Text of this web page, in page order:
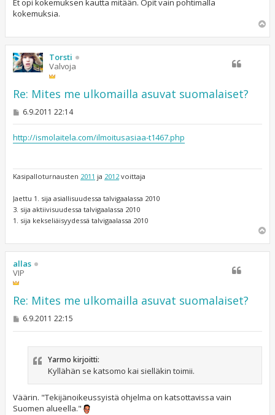
Et opi kokemuksen kautta mitään. Opit vain pohtimalla
kokemuksia.
ö
Torsti
Valvoja
Re: Mites me ulkomailla asuvat suomalaiset?
V
s
t
6.9.2011 22:14
http://ismolaitela.com/ilmoitusasiaa-t1467.php
Kasipalloturnausten 2011 ja 2012voittaja
Jaettu 1. sija asiallisuudessa talvigaalassa 2010
3. sija aktiivisuudessa talvigaalassa 2010
1. sija kekseliäisyydessä talvigaalassa 2010
ö
allas
VIP
Re: Mites me ulkomailla asuvat suomalaiset?
V
e
6.9.2011 22:15
Yarmo kirjoitti:
Kyllähän se katsomo kai sielläkin toimii.
Väärin. "Tekijänoikeussyistä ohjelma on katsottavissa vain
Suomen alueella."